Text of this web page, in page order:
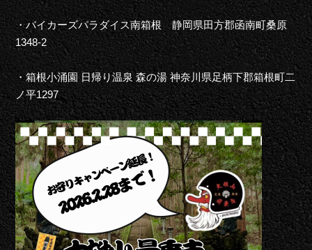
・バイカーズパラダイス南箱根 静岡県田方郡函南町桑原
1348-2
・箱根小涌園 日帰り温泉 森の湯 神奈川県足柄下郡箱根町二
ノ平1297